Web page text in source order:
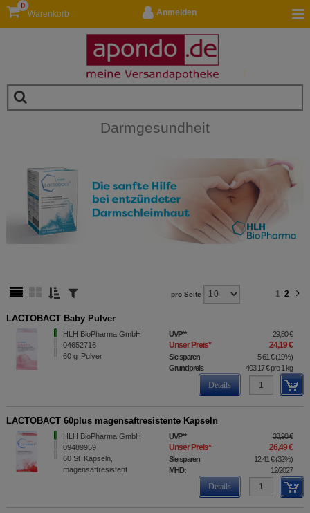
Anmelden
Warenkorb
0
Darmgesundheit
pro Seite 1 2
LACTOBACT Baby Pulver
HLH BioPharma GmbH
04652716
60 g Pulver
UVP** 29,80 €
Unser Preis* 24,19 €
Sie sparen 5,61 € (19%)
Grundpreis
403,17 €pro 1 kg
Details
LACTOBACT 60plus magensaftresistente Kapseln
HLH BioPharma GmbH
09489959
60 St Kapseln,
magensaftresistent
UVP** 38,90 €
Unser Preis* 26,49 €
Sie sparen 12,41 € (32%)
MHD:
12/2027
Details